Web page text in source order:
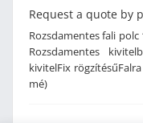
Request a quote by
Rozsdamentes fali
Rozsdamentes
kivitelFix
mé)